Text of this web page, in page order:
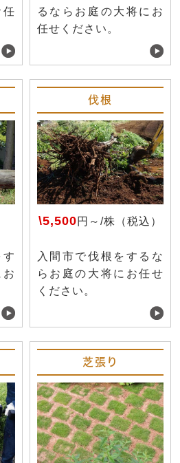
るならお庭の大将にお
任せください。
伐根
\5,500円～/株（税込）
入間市で伐根をするな
らお庭の大将にお任せ
ください。
芝張り